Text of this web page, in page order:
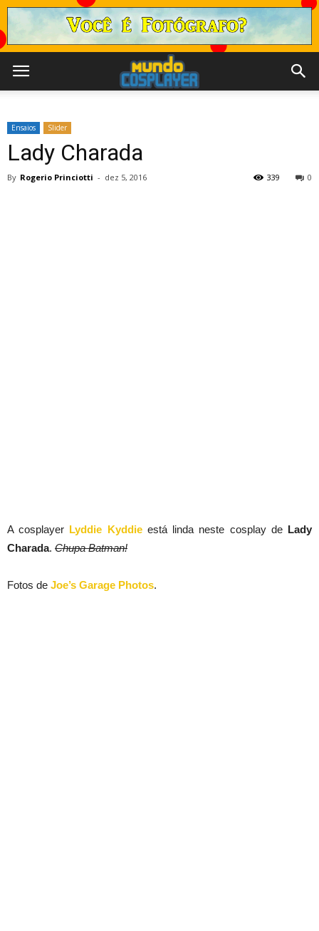
Ensaios Slider
Lady Charada
By Rogerio Princiotti - dez 5, 2016 0
339
A cosplayer Lyddie Kyddieestá linda neste cosplay deLady
Charada. Chupa Batman!
Fotos de Joe’s Garage Photos.